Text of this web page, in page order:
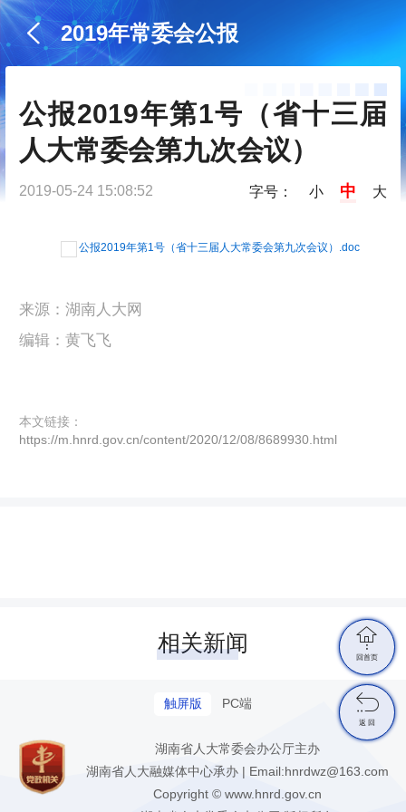
2019年常委会公报
公报2019年第1号（省十三届
人大常委会第九次会议）
2019-05-24 15:08:52 字号： 小 中 大
公报2019年第1号（省十三届人大常委会第九次会议）.doc
来源：湖南人大网
编辑：黄飞飞
本文链接：
https://m.hnrd.gov.cn/content/2020/12/08/8689930.html
相关新闻
触屏版 PC端
湖南省人大常委会办公厅主办
湖南省人大融媒体中心承办 | Email:hnrdwz@163.com
Copyright © www.hnrd.gov.cn

回首页

返 回